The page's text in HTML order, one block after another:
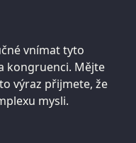
vnímat tyto
kongruenci. Mějte
výraz přijmete, že
mysli.